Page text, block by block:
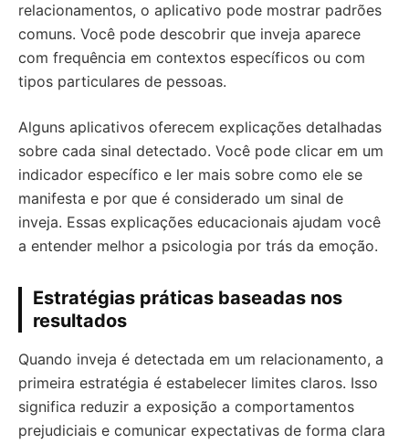
relacionamentos, o aplicativo pode mostrar padrões
comuns. Você pode descobrir que inveja aparece
com frequência em contextos específicos ou com
tipos particulares de pessoas.
Alguns aplicativos oferecem explicações detalhadas
sobre cada sinal detectado. Você pode clicar em um
indicador específico e ler mais sobre como ele se
manifesta e por que é considerado um sinal de
inveja. Essas explicações educacionais ajudam você
a entender melhor a psicologia por trás da emoção.
Estratégias práticas baseadas nos
resultados
Quando inveja é detectada em um relacionamento, a
primeira estratégia é estabelecer limites claros. Isso
significa reduzir a exposição a comportamentos
prejudiciais e comunicar expectativas de forma clara